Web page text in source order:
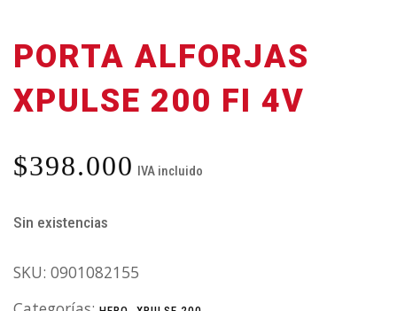
PORTA ALFORJAS
XPULSE 200 FI 4V
$398.000 IVA incluido
Sin existencias
SKU: 0901082155